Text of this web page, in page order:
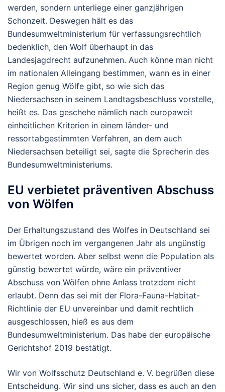
werden, sondern unterliege einer ganzjährigen
Schonzeit. Deswegen hält es das
Bundesumweltministerium für verfassungsrechtlich
bedenklich, den Wolf überhaupt in das
Landesjagdrecht aufzunehmen. Auch könne man nicht
im nationalen Alleingang bestimmen, wann es in einer
Region genug Wölfe gibt, so wie sich das
Niedersachsen in seinem Landtagsbeschluss vorstelle,
heißt es. Das geschehe nämlich nach europaweit
einheitlichen Kriterien in einem länder- und
ressortabgestimmten Verfahren, an dem auch
Niedersachsen beteiligt sei, sagte die Sprecherin des
Bundesumweltministeriums.
EU verbietet präventiven Abschuss
von Wölfen
Der Erhaltungszustand des Wolfes in Deutschland sei
im Übrigen noch im vergangenen Jahr als ungünstig
bewertet worden. Aber selbst wenn die Population als
günstig bewertet würde, wäre ein präventiver
Abschuss von Wölfen ohne Anlass trotzdem nicht
erlaubt. Denn das sei mit der Flora-Fauna-Habitat-
Richtlinie der EU unvereinbar und damit rechtlich
ausgeschlossen, hieß es aus dem
Bundesumweltministerium. Das habe der europäische
Gerichtshof 2019 bestätigt.
Wir von Wolfsschutz Deutschland e. V. begrüßen diese
Entscheidung. Wir sind uns sicher, dass es auch an den